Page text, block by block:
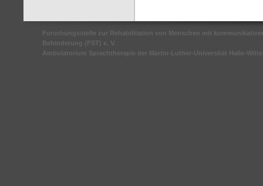
Forschungsstelle zur Rehabilitation von Menschen mit kommunikativer
Behinderung (FST) e. V.
Ambulatorium Sprachtherapie der Martin-Luther-Universität Halle-